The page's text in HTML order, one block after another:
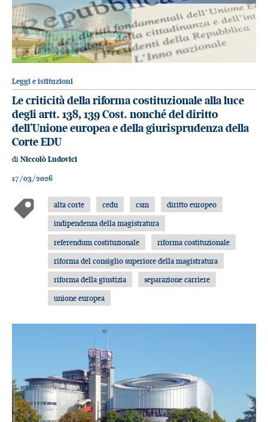
Leggi e istituzioni
Le criticità della riforma costituzionale alla luce
degli artt. 138, 139 Cost. nonché del diritto
dell’Unione europea e della giurisprudenza della
Corte EDU
di Niccolò Ludovici
17/03/2026
alta corte cedu csm
diritto europeo
indipendenza della magistratura
referendum costituzionale
riforma costituzionale
riforma del consiglio superiore della magistratura
riforma della giustizia
separazione carriere
unione europea